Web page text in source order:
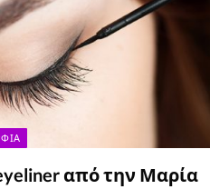
από την Μαρία